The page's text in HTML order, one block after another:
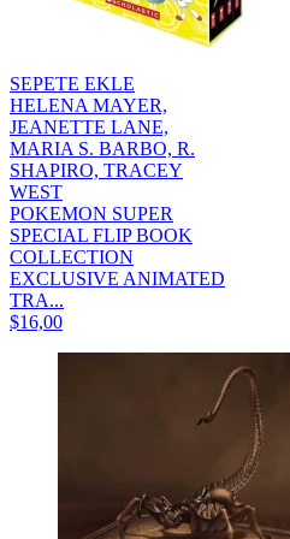
SEPETE EKLE
HELENA MAYER,
JEANETTE LANE,
MARIA S. BARBO, R.
SHAPIRO, TRACEY
WEST
POKEMON SUPER
SPECIAL FLIP BOOK
COLLECTION
EXCLUSIVE ANIMATED
TRA...
$16,00